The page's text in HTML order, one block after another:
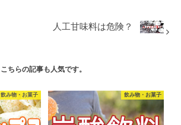
人工甘味料は危険？
こちらの記事も人気です。
飲み物・お菓子 飲み物・お菓子